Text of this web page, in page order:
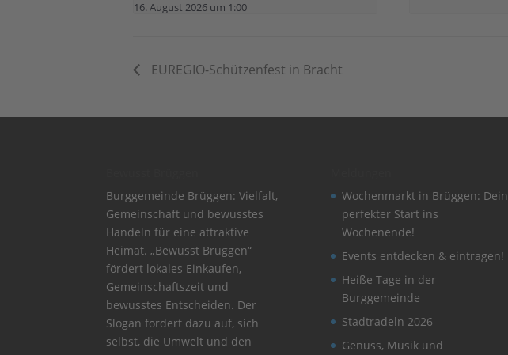
16. August 2026 um 1:00
EUREGIO-Schützenfest in Bracht
Burggemeinde Brüggen: Vielfalt,
Gemeinschaft und bewusstes
Handeln für eine attraktive
Heimat. „Bewusst Brüggen“
fördert lokales Einkaufen,
Gemeinschaftszeit und
bewusstes Entscheiden. Der
Slogan fordert dazu auf, sich
selbst, die Umwelt und den
Wochenmarkt in Brüggen: Dein
perfekter Start ins
Wochenende!
Events entdecken & eintragen!
Heiße Tage in der
Burggemeinde
Stadtradeln 2026
Genuss, Musik und